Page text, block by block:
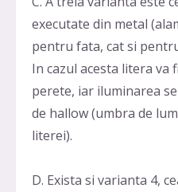
executate din metal
pentru fata, cat si
In cazul acesta litera va
perete, iar iluminarea
de hallow (umbra de
literei).
D. Exista si varianta 4,